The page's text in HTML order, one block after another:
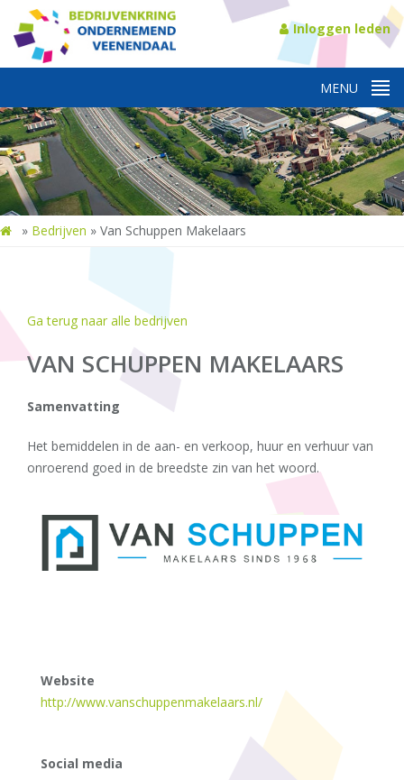
Inloggen leden
» Bedrijven » Van Schuppen Makelaars
Ga terug naar alle bedrijven
VAN SCHUPPEN MAKELAARS
Samenvatting
Het bemiddelen in de aan- en verkoop, huur en verhuur van
onroerend goed in de breedste zin van het woord.
Website
http://www.vanschuppenmakelaars.nl/
Social media